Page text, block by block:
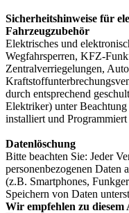
Sicherheitshinweise für
Fahrzeugzubehör
Elektrisches und
Wegfahrsperren, KFZ-
Zentralverriegelungen,
durch entsprechend
Elektriker) unter
installiert und
Datenlöschung
Bitte beachten Sie: Jeder
personenbezogenen
(z.B. Smartphones,
Speichern von Daten
Wir empfehlen zu